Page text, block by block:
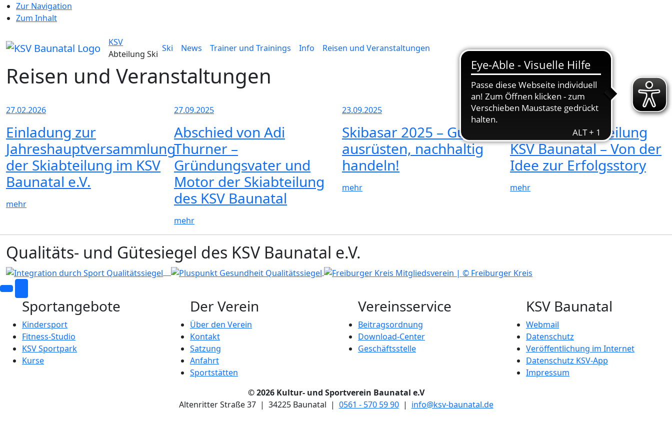
Zur Navigation
Zum Inhalt
KSV
Abteilung Ski
Ski News Trainer und Trainings Info Reisen und Veranstaltungen
Reisen und Veranstaltungen
27.02.2026
Einladung zur
Jahreshauptversammlung
der Skiabteilung im KSV
Baunatal e.V.
mehr
27.09.2025
Abschied von Adi
Thurner –
Gründungsvater und
Motor der Skiabteilung
des KSV Baunatal
mehr
23.09.2025
Skibasar 2025 – Günstig
ausrüsten, nachhaltig
handeln!
mehr
08.06.2025
50 Jahre Skiabteilung
KSV Baunatal – Von der
Idee zur Erfolgsstory
mehr
Qualitäts- und Gütesiegel des KSV Baunatal e.V.
Sportangebote
Kindersport
Fitness-Studio
KSV Sportpark
Kurse
Der Verein
Über den Verein
Kontakt
Satzung
Anfahrt
Sportstätten
Vereinsservice
Beitragsordnung
Download-Center
Geschäftsstelle
KSV Baunatal
Webmail
Datenschutz
Veröffentlichung im Internet
Datenschutz KSV-App
Impressum
© 2026 Kultur- und Sportverein Baunatal e.V
Altenritter Straße 37 | 34225 Baunatal | 0561 - 570 59 90| info@ksv-baunatal.de